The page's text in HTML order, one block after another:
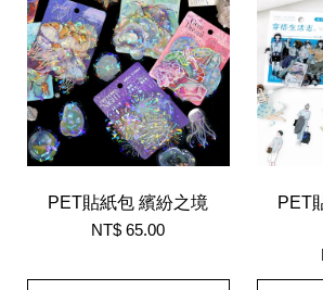
PET貼紙包 繽紛之境
NT$ 65.00
PET